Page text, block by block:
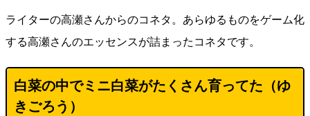
ライターの高瀬さんからのコネタ。あらゆるものをゲーム化
する高瀬さんのエッセンスが詰まったコネタです。
白菜の中でミニ白菜がたくさん育ってた（ゆ
きごろう）